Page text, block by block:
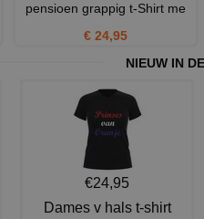
pensioen grappig t-Shirt me
€ 24,95
NIEUW IN
€24,95
Dames v hals t-shirt